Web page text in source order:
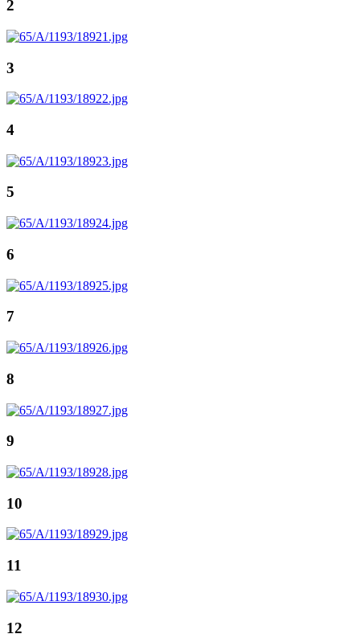
2
3
4
5
6
7
8
9
10
11
12